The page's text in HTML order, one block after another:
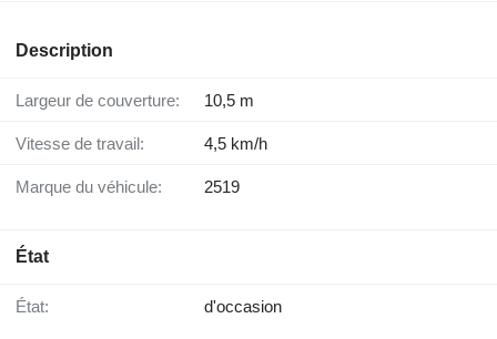
Description
Largeur de couverture: 10,5 m
Vitesse de travail: 4,5 km/h
Marque du véhicule: 2519
État
État: d'occasion